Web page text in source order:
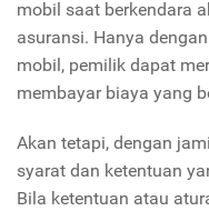
mobil saat berkendara
asuransi. Hanya
mobil, pemilik dapat
membayar biaya yang
Akan tetapi, dengan
syarat dan ketentuan
Bila ketentuan atau